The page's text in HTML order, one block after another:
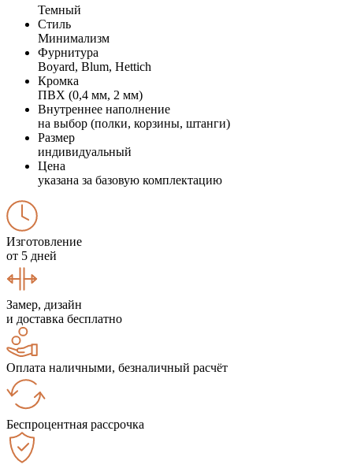
Темный
Стиль
Минимализм
Фурнитура
Boyard, Blum, Hettich
Кромка
ПВХ (0,4 мм, 2 мм)
Внутреннее наполнение
на выбор (полки, корзины, штанги)
Размер
индивидуальный
Цена
указана за базовую комплектацию
Изготовление
от 5 дней
Замер, дизайн
и доставка бесплатно
Оплата наличными, безналичный расчёт
Беспроцентная рассрочка